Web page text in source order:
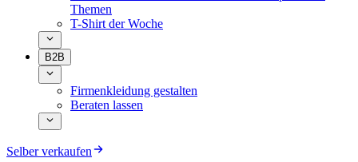
Themen
T-Shirt der Woche
B2B
Firmenkleidung gestalten
Beraten lassen
Selber verkaufen